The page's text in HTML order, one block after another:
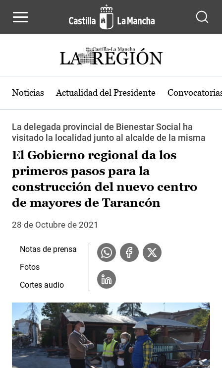
Noticias Actualidad del Presidente
La delegada provincial de Bienestar Social ha
visitado la localidad junto al alcalde de la misma
El Gobierno regional da los
primeros pasos para la
construcción del nuevo centro
de mayores de Tarancón
28 de Octubre de 2021
Notas de prensa
Fotos
Cortes audio